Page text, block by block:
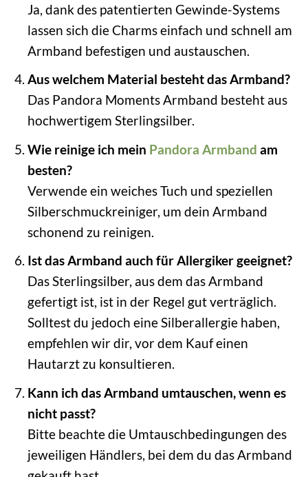
Ja, dank des patentierten Gewinde-Systems
lassen sich die Charms einfach und schnell am
Armband befestigen und austauschen.
Aus welchem Material besteht das Armband?
Das Pandora Moments Armband besteht aus
hochwertigem Sterlingsilber.
Wie reinige ich mein Pandora Armband am
besten?
Verwende ein weiches Tuch und speziellen
Silberschmuckreiniger, um dein Armband
schonend zu reinigen.
Ist das Armband auch für Allergiker geeignet?
Das Sterlingsilber, aus dem das Armband
gefertigt ist, ist in der Regel gut verträglich.
Solltest du jedoch eine Silberallergie haben,
empfehlen wir dir, vor dem Kauf einen
Hautarzt zu konsultieren.
Kann ich das Armband umtauschen, wenn es
nicht passt?
Bitte beachte die Umtauschbedingungen des
jeweiligen Händlers, bei dem du das Armband